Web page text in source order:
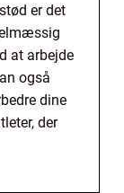
er det
at arbejde
også
dine
der